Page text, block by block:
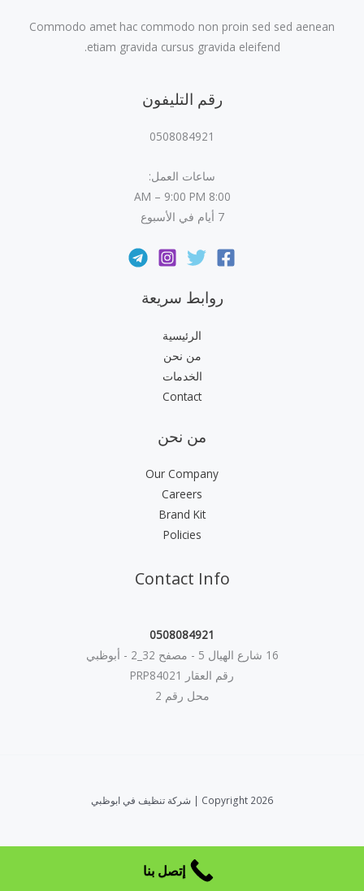
Commodo amet hac commodo non proin sed sed aenean
etiam gravida cursus gravida eleifend.
رقم التليفون
0508084921
ساعات العمل:
8:00 AM – 9:00 PM
7 أيام في الأسبوع
روابط سريعة
الرئيسية
من نحن
الخدمات
Contact
من نحن
Our Company
Careers
Brand Kit
Policies
Contact Info
0508084921
16 شارع الهيال 5 - مصفح 32_2 - أبوظبي
رقم العقار PRP84021
محل رقم 2
Copyright 2026 | شركة تنظيف في ابوظبي
إتصل بنا